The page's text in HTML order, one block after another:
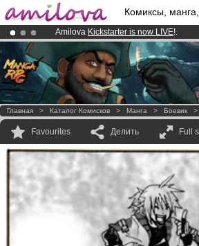
Комиксы,
Amilova Kickstarter is now LIVE!.
Already 100000membersand 1000
Premium membership from3.95 euros
Главная > Каталог Комисков > Манга > Боевик
Favourites Делить Full